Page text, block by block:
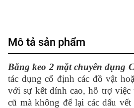
Mô tả sản phẩm
Băng keo 2 mặt chuyên dụng
tác dụng cố định các đồ vật
với sự kết dính cao, hỗ trợ việc
cũ mà không để lại các dấu